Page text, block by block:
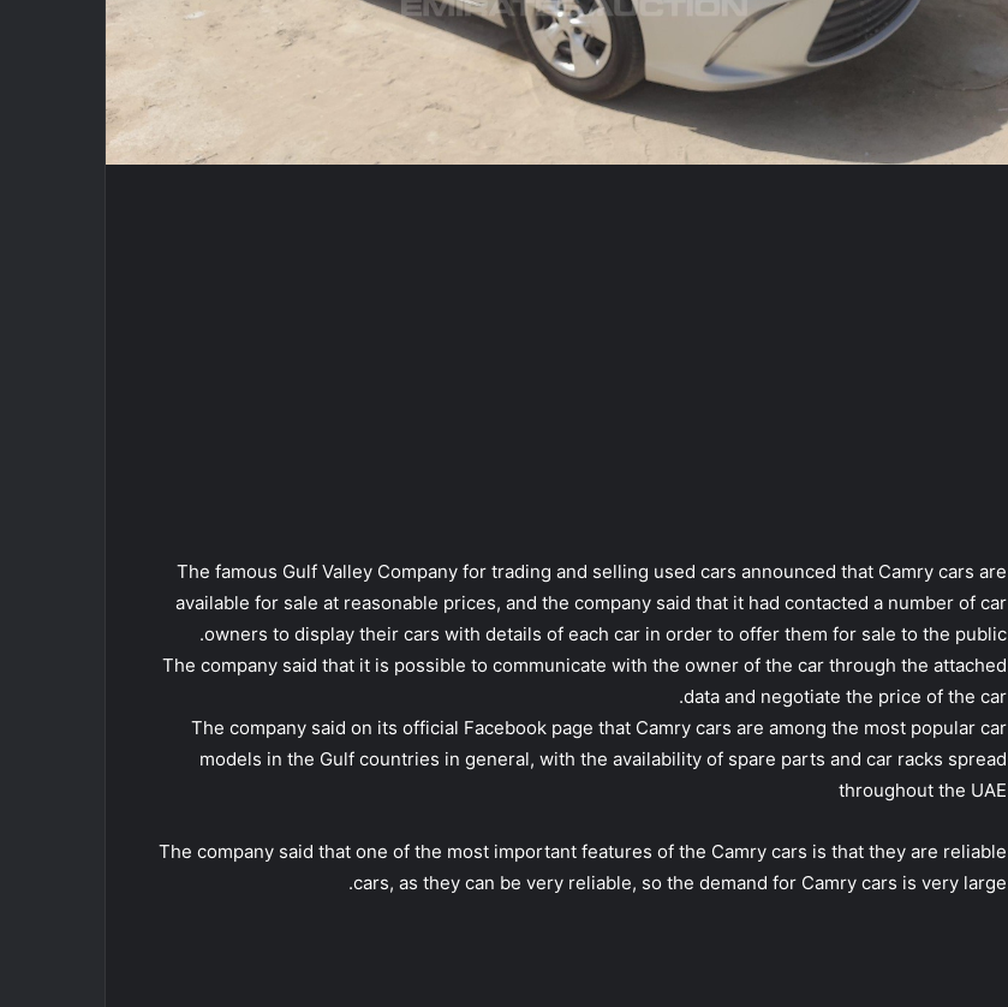
The famous Gulf Valley Company for trading and selling used cars announced that Camry cars are
available for sale at reasonable prices, and the company said that it had contacted a number of car
owners to display their cars with details of each car in order to offer them for sale to the public.
The company said that it is possible to communicate with the owner of the car through the attached
data and negotiate the price of the car.
The company said on its official Facebook page that Camry cars are among the most popular car
models in the Gulf countries in general, with the availability of spare parts and car racks spread
throughout the UAE
The company said that one of the most important features of the Camry cars is that they are reliable
cars, as they can be very reliable, so the demand for Camry cars is very large.